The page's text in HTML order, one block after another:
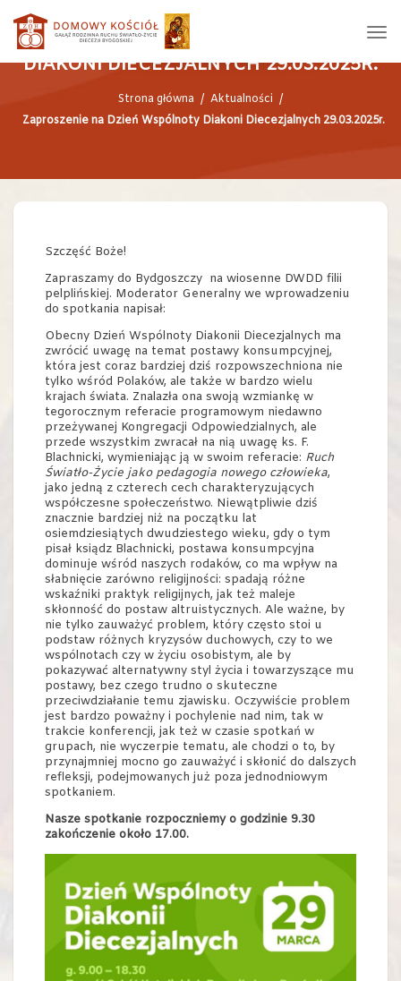
ZAPROSZENIE NA DZIEŃ WSPÓLNOTY
DIAKONI DIECEZJALNYCH 29.03.2025R.
Strona główna / Aktualności /
Zaproszenie na Dzień Wspólnoty Diakoni Diecezjalnych 29.03.2025r.
Szczęść Boże!
Zapraszamy do Bydgoszczy na wiosenne DWDD filii
pelplińskiej. Moderator Generalny we wprowadzeniu
do spotkania napisał:
Obecny Dzień Wspólnoty Diakonii Diecezjalnych ma
zwrócić uwagę na temat postawy konsumpcyjnej,
która jest coraz bardziej dziś rozpowszechniona nie
tylko wśród Polaków, ale także w bardzo wielu
krajach świata. Znalazła ona swoją wzmiankę w
tegorocznym referacie programowym niedawno
przeżywanej Kongregacji Odpowiedzialnych, ale
przede wszystkim zwracał na nią uwagę ks. F.
Blachnicki, wymieniając ją w swoim referacie: Ruch
Światło-Życie jako pedagogia nowego człowieka,
jako jedną z czterech cech charakteryzujących
współczesne społeczeństwo. Niewątpliwie dziś
znacznie bardziej niż na początku lat
osiemdziesiątych dwudziestego wieku, gdy o tym
pisał ksiądz Blachnicki, postawa konsumpcyjna
dominuje wśród naszych rodaków, co ma wpływ na
słabnięcie zarówno religijności: spadają różne
wskaźniki praktyk religijnych, jak też maleje
skłonność do postaw altruistycznych. Ale ważne, by
nie tylko zauważyć problem, który często stoi u
podstaw różnych kryzysów duchowych, czy to we
wspólnotach czy w życiu osobistym, ale by
pokazywać alternatywny styl życia i towarzyszące mu
postawy, bez czego trudno o skuteczne
przeciwdziałanie temu zjawisku. Oczywiście problem
jest bardzo poważny i pochylenie nad nim, tak w
trakcie konferencji, jak też w czasie spotkań w
grupach, nie wyczerpie tematu, ale chodzi o to, by
przynajmniej mocno go zauważyć i skłonić do dalszych
refleksji, podejmowanych już poza jednodniowym
spotkaniem.
Nasze spotkanie rozpoczniemy o godzinie 9.30
zakończenie około 17.00.